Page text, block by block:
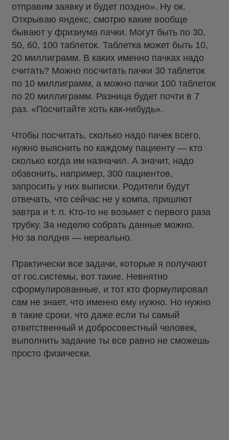
отправим заявку и будет поздно». Ну ок.
Открываю яндекс, смотрю какие вообще
бывают у фризиума пачки. Могут быть по 30,
50, 60, 100 таблеток. Таблетка может быть 10,
20 миллиграмм. В каких именно пачках надо
считать? Можно посчитать пачки 30 таблеток
по 10 миллиграмм, а можно пачки 100 таблеток
по 20 миллиграмм. Разница будет почти в 7
раз. «Посчитайте хоть как-нибудь».
Чтобы посчитать, сколько надо пачек всего,
нужно выяснить по каждому пациенту — кто
сколько когда им назначил. А значит, надо
обзвонить, например, 300 пациентов,
запросить у них выписки. Родители будут
отвечать, что сейчас не у компа, пришлют
завтра и т. п. Кто-то не возьмет с первого раза
трубку. За неделю собрать данные можно.
Но за полдня — нереально.
Практически все задачи, которые я получают
от гос.системы, вот такие. Невнятно
сформулированные, и тот кто формулировал
сам не знает, что именно ему нужно. Но нужно
в такие сроки, что даже если ты самый
ответственный и добросовестный человек,
выполнить задание ты все равно не сможешь
просто физически.